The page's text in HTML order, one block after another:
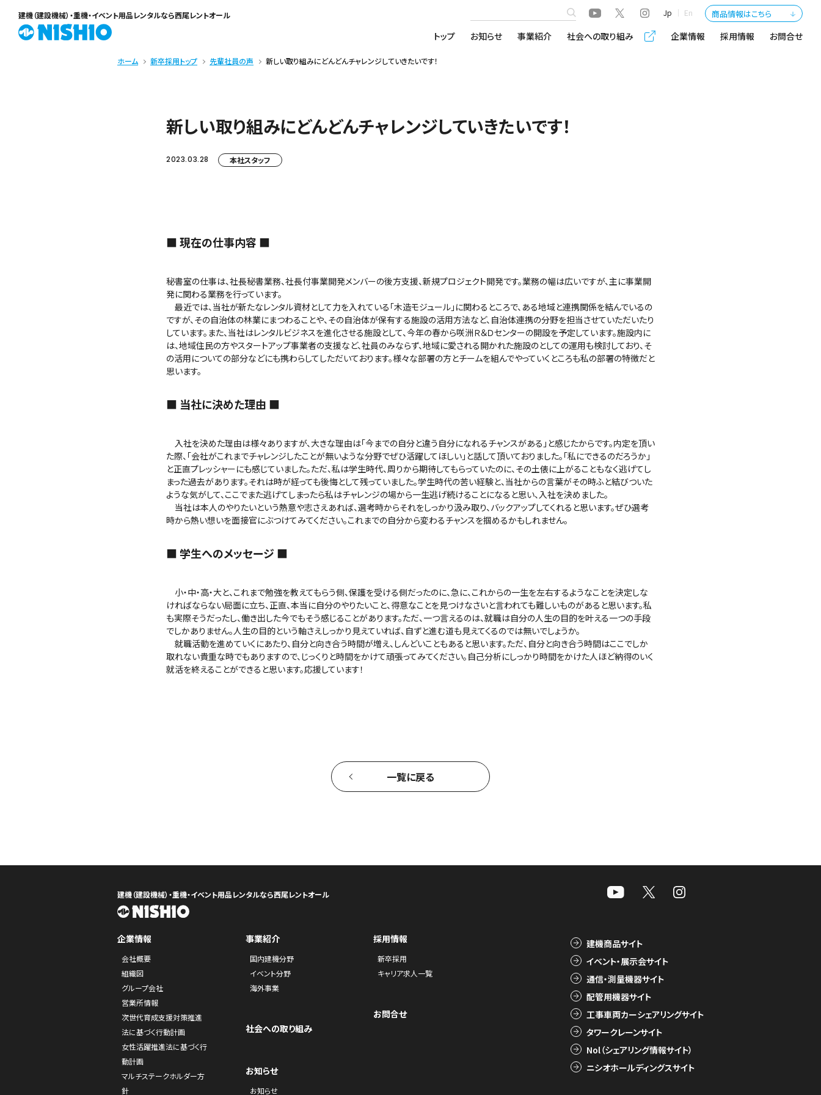
建機（建設機械）・重機・イベント用品レンタルなら西尾レントオール Jp En 商品情報はこちら
トップ お知らせ 事業紹介 社会への取り組み 企業情報 採用情報 お問合せ
ホーム 新卒採用トップ 先輩社員の声 新しい取り組みにどんどんチャレンジしていきたいです！
新しい取り組みにどんどんチャレンジしていきたいです！
2023.03.28 本社スタッフ
■ 現在の仕事内容 ■
秘書室の仕事は、社長秘書業務、社長付事業開発メンバーの後方支援、新規プロジェクト開発です。業務の幅は広いですが、主に事業開
発に関わる業務を行っています。
最近では、当社が新たなレンタル資材として力を入れている「木造モジュール」に関わるところで、ある地域と連携関係を結んでいるの
ですが、その自治体の林業にまつわることや、その自治体が保有する施設の活用方法など、自治体連携の分野を担当させていただいたり
しています。また、当社はレンタルビジネスを進化させる施設として、今年の春から咲洲Ｒ＆Ｄセンターの開設を予定しています。施設内に
は、地域住民の方やスタートアップ事業者の支援など、社員のみならず、地域に愛される開かれた施設のとしての運用も検討しており、そ
の活用についての部分などにも携わらしてしただいております。様々な部署の方とチームを組んでやっていくところも私の部署の特徴だと
思います。
■ 当社に決めた理由 ■
入社を決めた理由は様々ありますが、大きな理由は「今までの自分と違う自分になれるチャンスがある」と感じたからです。内定を頂い
た際、「会社がこれまでチャレンジしたことが無いような分野でぜひ活躍してほしい」と話して頂いておりました。「私にできるのだろうか」
と正直プレッシャーにも感じていました。ただ、私は学生時代、周りから期待してもらっていたのに、その土俵に上がることもなく逃げてし
まった過去があります。それは時が経っても後悔として残っていました。学生時代の苦い経験と、当社からの言葉がその時ふと結びついた
ような気がして、ここでまた逃げてしまったら私はチャレンジの場から一生逃げ続けることになると思い、入社を決めました。
当社は本人のやりたいという熱意や志さえあれば、選考時からそれをしっかり汲み取り、バックアップしてくれると思います。ぜひ選考
時から熱い想いを面接官にぶつけてみてください。これまでの自分から変わるチャンスを掴めるかもしれません。
■ 学生へのメッセージ ■
小・中・高・大と、これまで勉強を教えてもらう側、保護を受ける側だったのに、急に、これからの一生を左右するようなことを決定しな
ければならない局面に立ち、正直、本当に自分のやりたいこと、得意なことを見つけなさいと言われても難しいものがあると思います。私
も実際そうだったし、働き出した今でもそう感じることがあります。ただ、一つ言えるのは、就職は自分の人生の目的を叶える一つの手段
でしかありません。人生の目的という軸さえしっかり見えていれば、自ずと進む道も見えてくるのでは無いでしょうか。
就職活動を進めていくにあたり、自分と向き合う時間が増え、しんどいこともあると思います。ただ、自分と向き合う時間はここでしか
取れない貴重な時でもありますので、じっくりと時間をかけて頑張ってみてください。自己分析にしっかり時間をかけた人ほど納得のいく
就活を終えることができると思います。応援しています！
一覧に戻る
建機（建設機械）・重機・イベント用品レンタルなら西尾レントオール
企業情報
会社概要
組織図
グループ会社
営業所情報
次世代育成支援対策推進
法に基づく行動計画
女性活躍推進法に基づく行
動計画
マルチステークホルダー方
針
事業紹介
国内建機分野
イベント分野
海外事業
社会への取り組み
お知らせ
お知らせ
採用情報
新卒採用
キャリア求人一覧
お問合せ
建機商品サイト
イベント・展示会サイト
通信・測量機器サイト
配管用機器サイト
工事車両カーシェアリングサイト
タワークレーンサイト
Nol（シェアリング情報サイト）
ニシオホールディングスサイト